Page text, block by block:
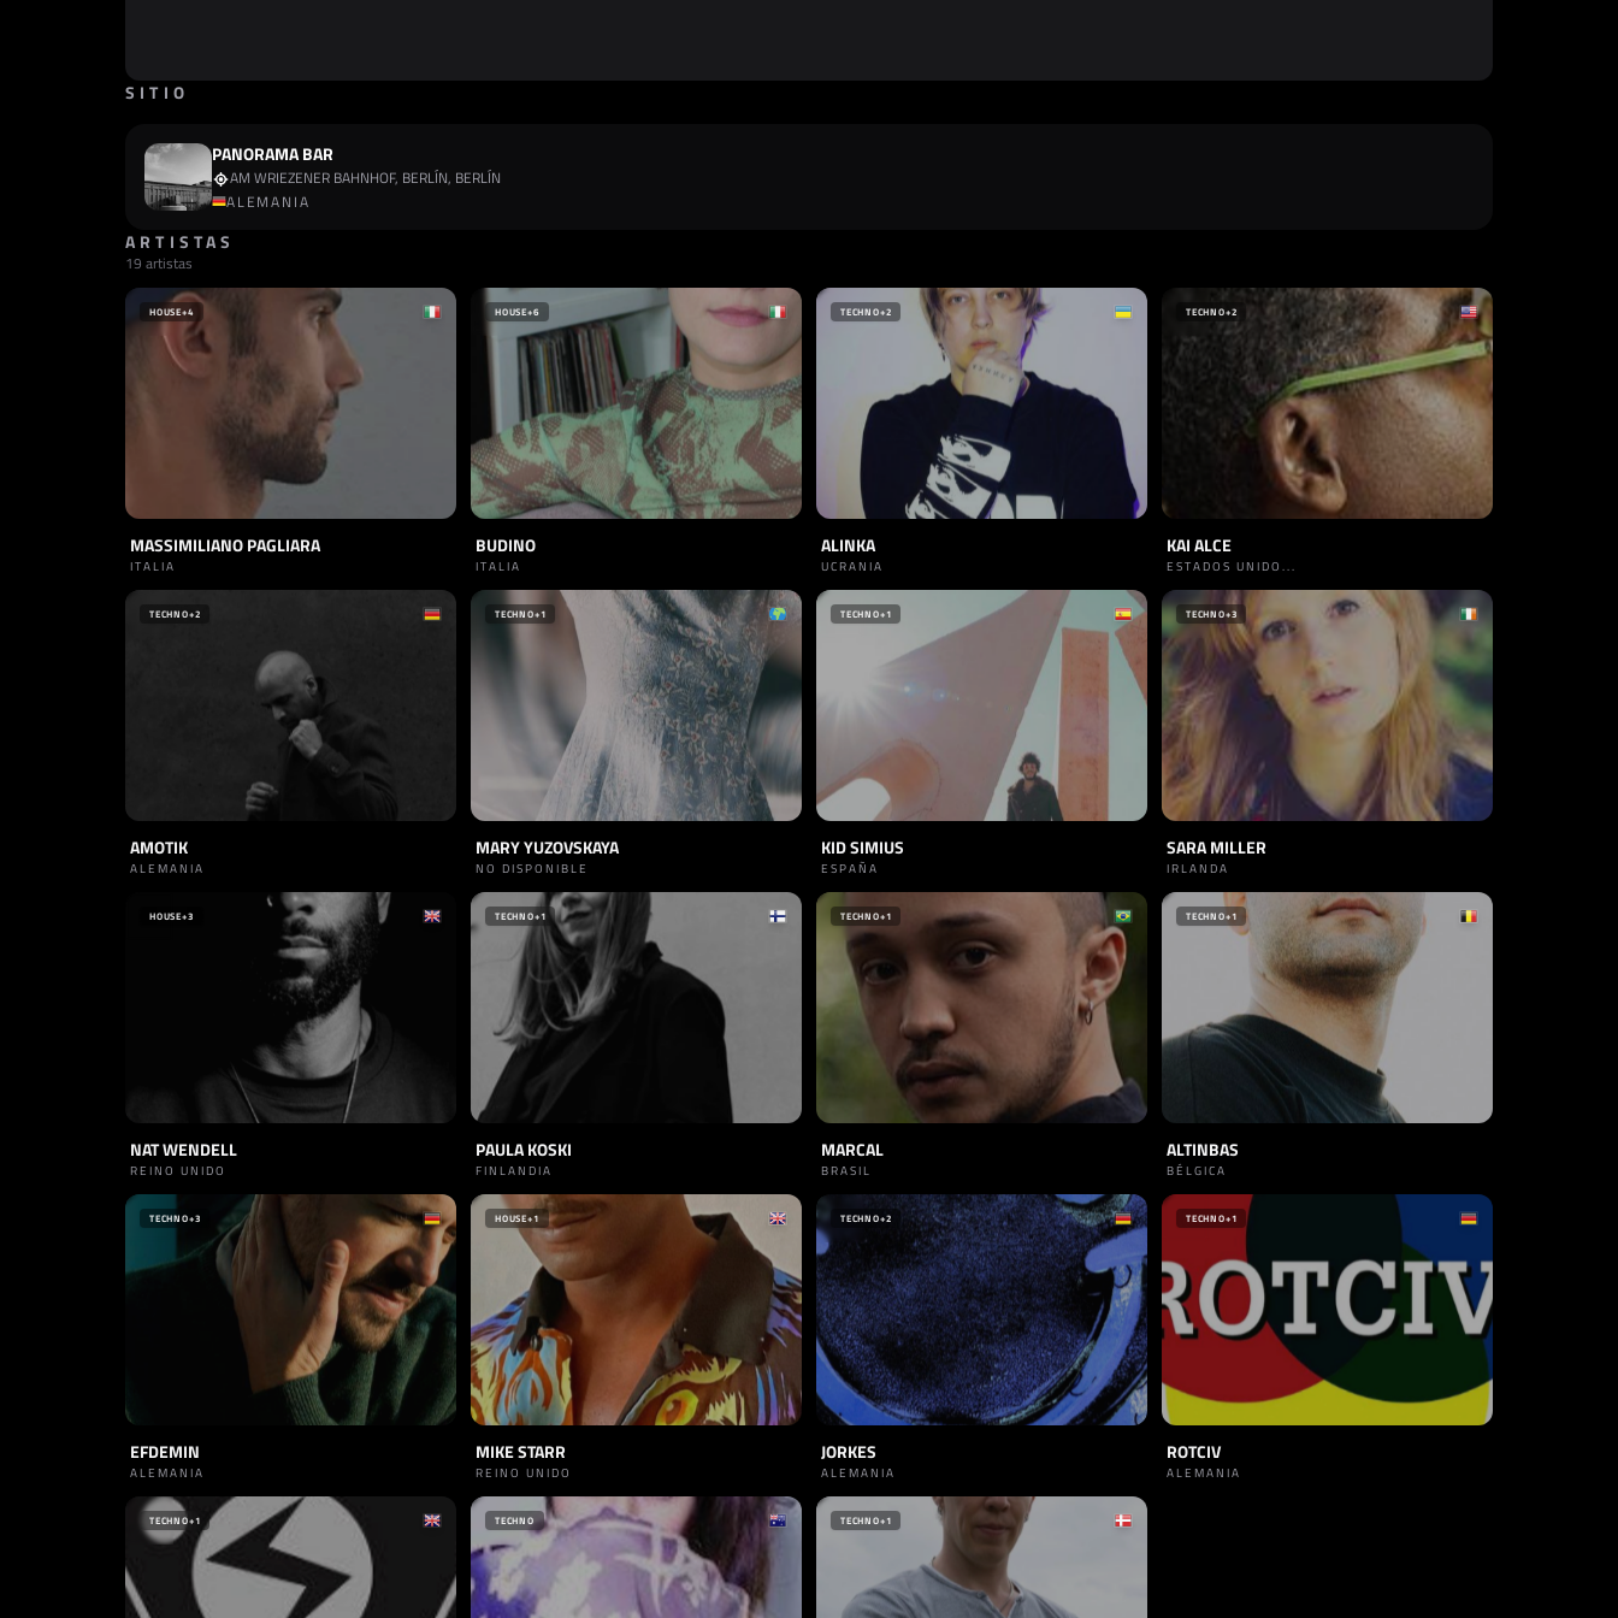
SITIO
PANORAMA BAR
AM WRIEZENER BAHNHOF, BERLÍN, BERLÍN
ALEMANIA
ARTISTAS
19 artistas
HOUSE+4
MASSIMILIANO PAGLIARA
ITALIA
HOUSE+6
BUDINO
ITALIA
TECHNO+2
ALINKA
UCRANIA
TECHNO+2
KAI ALCE
ESTADOS UNIDO...
TECHNO+2
AMOTIK
ALEMANIA
TECHNO+1
MARY YUZOVSKAYA
NO DISPONIBLE
TECHNO+1
KID SIMIUS
ESPAÑA
TECHNO+3
SARA MILLER
IRLANDA
HOUSE+3
NAT WENDELL
REINO UNIDO
TECHNO+1
PAULA KOSKI
FINLANDIA
TECHNO+1
MARCAL
BRASIL
TECHNO+1
ALTINBAS
BÉLGICA
TECHNO+3
EFDEMIN
ALEMANIA
HOUSE+1
MIKE STARR
REINO UNIDO
TECHNO+2
JORKES
ALEMANIA
TECHNO+1
ROTCIV
ALEMANIA
TECHNO+1 TECHNO TECHNO+1